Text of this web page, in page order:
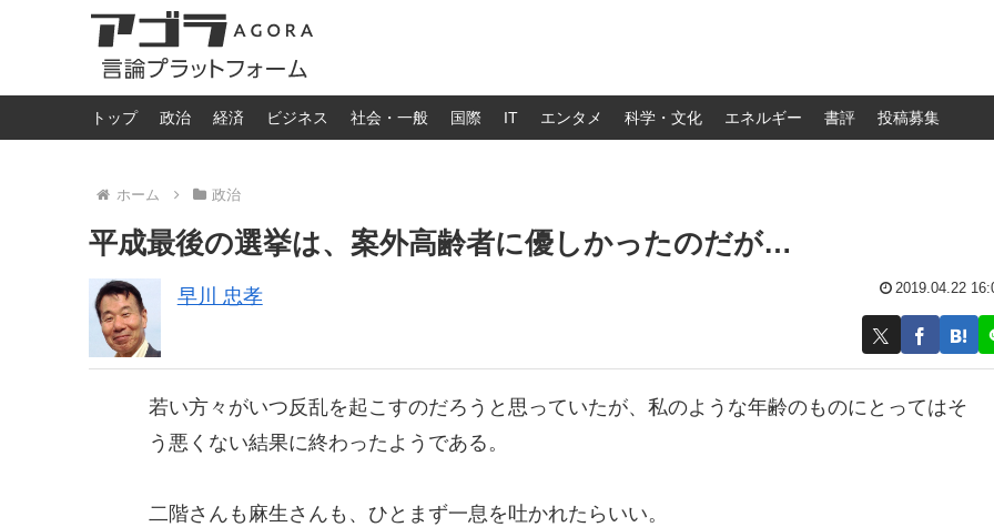
トップ 政治 経済 ビジネス 社会・一般 国際 IT エンタメ 科学・文化 エネルギー 書評 投稿募集
ホーム 政治
平成最後の選挙は、案外高齢者に優しかったのだが…
早川 忠孝 2019.04.22
若い方々がいつ反乱を起こすのだろうと思っていたが、私のような年齢のものにとってはそ
う悪くない結果に終わったようである。
二階さんも麻生さんも、ひとまず一息を吐かれたらいい。